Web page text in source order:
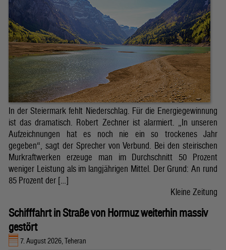
In der Steiermark fehlt Niederschlag. Für die Energiegewinnung
ist das dramatisch. Robert Zechner ist alarmiert. „In unseren
Aufzeichnungen hat es noch nie ein so trockenes Jahr
gegeben“, sagt der Sprecher von Verbund. Bei den steirischen
Murkraftwerken erzeuge man im Durchschnitt 50 Prozent
weniger Leistung als im langjährigen Mittel. Der Grund: An rund
85 Prozent der […]
Kleine Zeitung
Schifffahrt in Straße von Hormuz weiterhin massiv
gestört
7. August 2026, Teheran